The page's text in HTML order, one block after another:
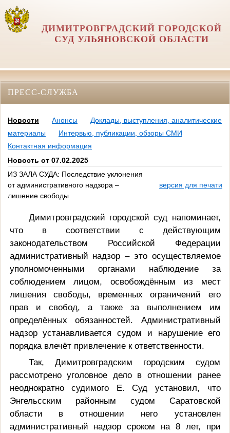
ДИМИТРОВГРАДСКИЙ ГОРОДСКОЙ
СУД УЛЬЯНОВСКОЙ ОБЛАСТИ
ПРЕСС-СЛУЖБА
Новости Анонсы
Доклады, выступления, аналитические
материалы
Интервью, публикации, обзоры СМИ
Контактная информация
Новость от 07.02.2025
ИЗ ЗАЛА СУДА: Последствие уклонения
от административного надзора –
лишение свободы
версия для печати
Димитровградский городской суд напоминает,
что в соответствии с действующим
законодательством Российской Федерации
административный надзор – это осуществляемое
уполномоченными органами наблюдение за
соблюдением лицом, освобождённым из мест
лишения свободы, временных ограничений его
прав и свобод, а также за выполнением им
определённых обязанностей. Административный
надзор устанавливается судом и нарушение его
порядка влечёт привлечение к ответственности.
Так, Димитровградским городским судом
рассмотрено уголовное дело в отношении ранее
неоднократно судимого Е. Суд установил, что
Энгельсским районным судом Саратовской
области
в отношении него установлен
административный надзор сроком на 8 лет, при